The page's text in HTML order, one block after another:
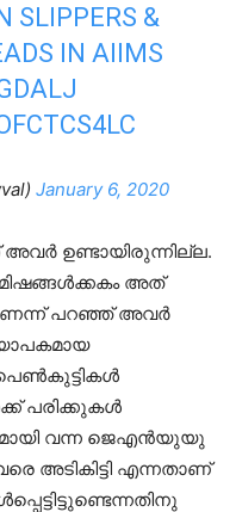
SLIPPERS &
IN AIIMS
January 6, 2020
ഉണ്ടായിരുന്നില്ല.
അത്
പറഞ്ഞ് അവർ
പെൺകുട്ടികൾ
പരിക്കുകൾ
വന്ന ജെ‌എൻ‌യു‌യു
എന്നതാണ്